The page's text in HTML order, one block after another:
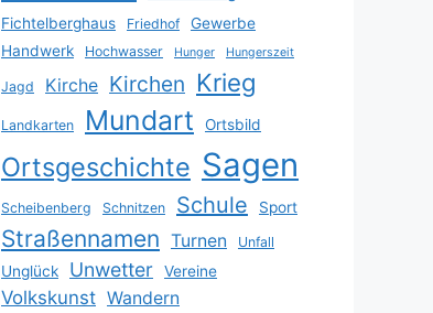
Fichtelberghaus Friedhof
Gewerbe
Handwerk
Hochwasser Hunger Hungerszeit
Jagd Kirche Kirchen Krieg
Landkarten Mundart Ortsbild
Ortsgeschichte Sagen
Scheibenberg Schnitzen Schule Sport
Straßennamen Turnen Unfall
Unglück Unwetter Vereine
Volkskunst Wandern